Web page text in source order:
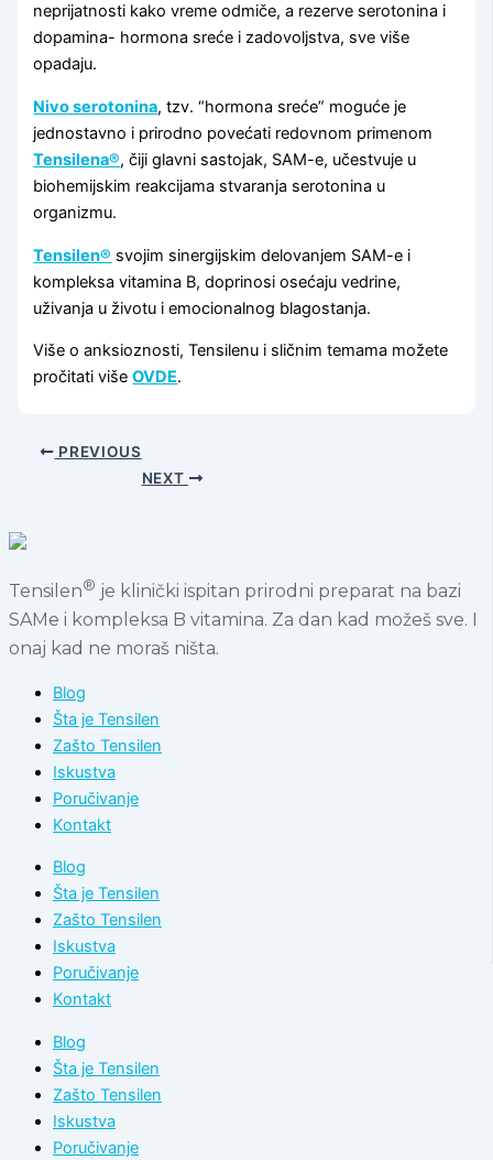
neprijatnosti kako vreme odmiče, a rezerve serotonina i
dopamina- hormona sreće i zadovoljstva, sve više
opadaju.
Nivo serotonina, tzv. “hormona sreće” moguće je
jednostavno i prirodno povećati redovnom primenom
Tensilena®, čiji glavni sastojak, SAM-e, učestvuje u
biohemijskim reakcijama stvaranja serotonina u
organizmu.
Tensilen® svojim sinergijskim delovanjem SAM-e i
kompleksa vitamina B, doprinosi osećaju vedrine,
uživanja u životu i emocionalnog blagostanja.
Više o anksioznosti, Tensilenu i sličnim temama možete
pročitati višeOVDE.
PREVIOUS
NEXT
Tensilen® je klinički ispitan prirodni preparat na bazi
SAMe i kompleksa B vitamina. Za dan kad možeš sve. I
onaj kad ne moraš ništa.
Blog
Šta je Tensilen
Zašto Tensilen
Iskustva
Poručivanje
Kontakt
Blog
Šta je Tensilen
Zašto Tensilen
Iskustva
Poručivanje
Kontakt
Blog
Šta je Tensilen
Zašto Tensilen
Iskustva
Poručivanje